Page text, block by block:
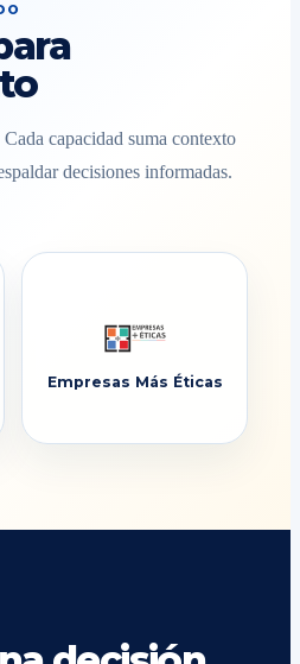
capacidad suma contexto
decisiones informadas.
Empresas Más Éticas